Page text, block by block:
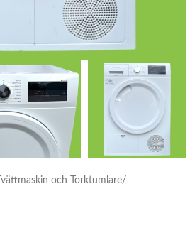
Tvättmaskin och Torktumlare